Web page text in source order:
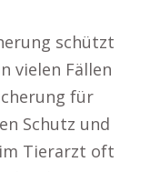
schützt
vielen Fällen
für
Schutz und
Tierarzt oft